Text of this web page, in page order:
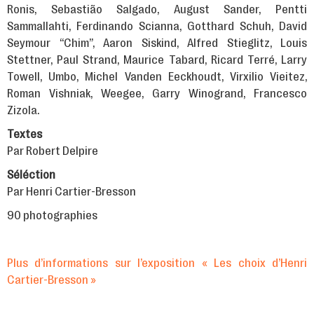
Ronis, Sebastião Salgado, August Sander, Pentti
Sammallahti, Ferdinando Scianna, Gotthard Schuh, David
Seymour “Chim”, Aaron Siskind, Alfred Stieglitz, Louis
Stettner, Paul Strand, Maurice Tabard, Ricard Terré, Larry
Towell, Umbo, Michel Vanden Eeckhoudt, Virxilio Vieitez,
Roman Vishniak, Weegee, Garry Winogrand, Francesco
Zizola.
Textes
Par Robert Delpire
Séléction
Par Henri Cartier-Bresson
90 photographies
Plus d’informations sur l’exposition « Les choix d’Henri
Cartier-Bresson »